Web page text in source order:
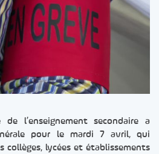
de l’enseignement secondaire a
pour le mardi 7 avril, qui
collèges, lycées et établissements